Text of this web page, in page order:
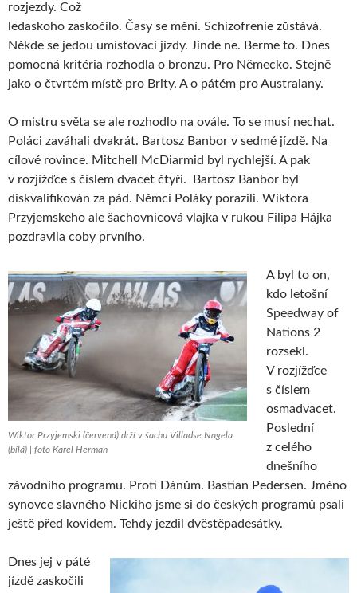
rozjezdy. Což
ledaskoho zaskočilo. Časy se mění. Schizofrenie zůstává.
Někde se jedou umísťovací jízdy. Jinde ne. Berme to. Dnes
pomocná kritéria rozhodla o bronzu. Pro Německo. Stejně
jako o čtvrtém místě pro Brity. A o pátém pro Australany.
O mistru světa se ale rozhodlo na ovále. To se musí nechat.
Poláci zaváhali dvakrát. Bartosz Banbor v sedmé jízdě. Na
cílové rovince. Mitchell McDiarmid byl rychlejší. A pak
v rozjížďce s číslem dvacet čtyři. Bartosz Banbor byl
diskvalifikován za pád. Němci Poláky porazili. Wiktora
Przyjemskeho ale šachovnicová vlajka v rukou Filipa Hájka
pozdravila coby prvního.
Wiktor Przyjemski (červená) drží v šachu Villadse Nagela
(bílá) | foto Karel Herman
A byl to on,
kdo letošní
Speedway of
Nations 2
rozsekl.
V rozjížďce
s číslem
osmadvacet.
Poslední
z celého
dnešního
závodního programu. Proti Dánům. Bastian Pedersen. Jméno
synovce slavného Nickiho jsme si do českých programů psali
ještě před kovidem. Tehdy jezdil dvěstěpadesátky.
Dnes jej v páté
jízdě zaskočili